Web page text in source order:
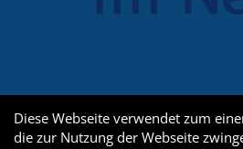
Diese Webseite verwendet zum
die zur Nutzung der Webseite